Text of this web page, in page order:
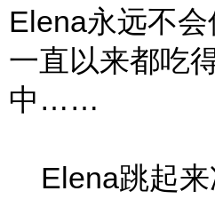
Elena永远不
一直以来都吃
中……
Elena跳起来